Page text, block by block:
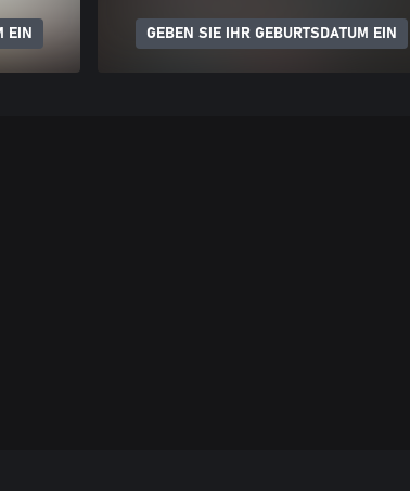
EIN GEBEN SIE IHR GEBURTSDATUM EIN